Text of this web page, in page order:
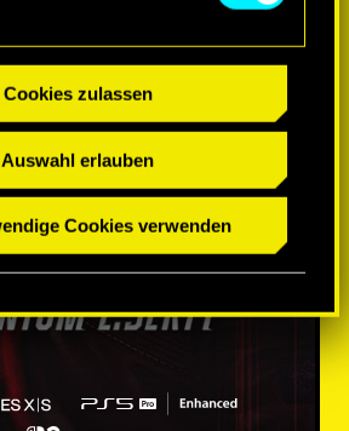
Cookies zulassen
Auswahl erlauben
Cookies verwenden